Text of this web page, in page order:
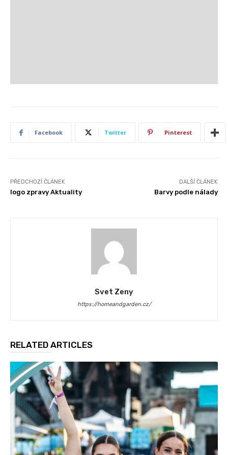
Facebook Twitter Pinterest
PŘEDCHOZÍ ČLÁNEK
logo zpravy Aktuality
DALŠÍ ČLÁNEK
Barvy podle nálady
Svet Zeny
https://homeandgarden.cz/
RELATED ARTICLES